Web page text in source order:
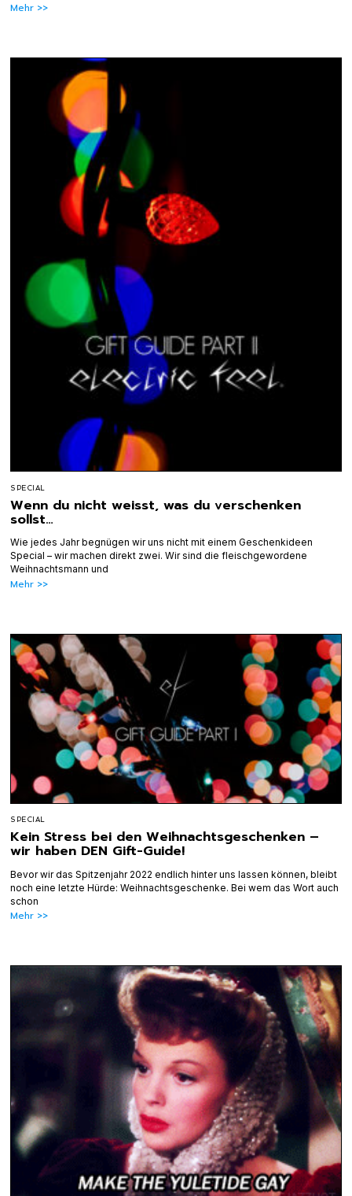
Mehr >>
SPECIAL
Wenn du nicht weisst, was du verschenken
sollst…
Wie jedes Jahr begnügen wir uns nicht mit einem Geschenkideen
Special – wir machen direkt zwei. Wir sind die fleischgewordene
Weihnachtsmann und
Mehr >>
SPECIAL
Kein Stress bei den Weihnachtsgeschenken –
wir haben DEN Gift-Guide!
Bevor wir das Spitzenjahr 2022 endlich hinter uns lassen können, bleibt
noch eine letzte Hürde: Weihnachtsgeschenke. Bei wem das Wort auch
schon
Mehr >>